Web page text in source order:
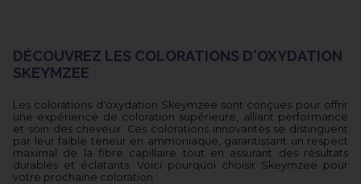
DÉCOUVREZ LES COLORATIONS D'OXYDATION
SKEYMZEE
Les colorations d'oxydation Skeymzee sont conçues pour offrir
une expérience de coloration supérieure, alliant performance
et soin des cheveux. Ces colorations innovantes se distinguent
par leur faible teneur en ammoniaque, garantissant un respect
maximal de la fibre capillaire tout en assurant des résultats
durables et éclatants. Voici pourquoi choisir Skeymzee pour
votre prochaine coloration :